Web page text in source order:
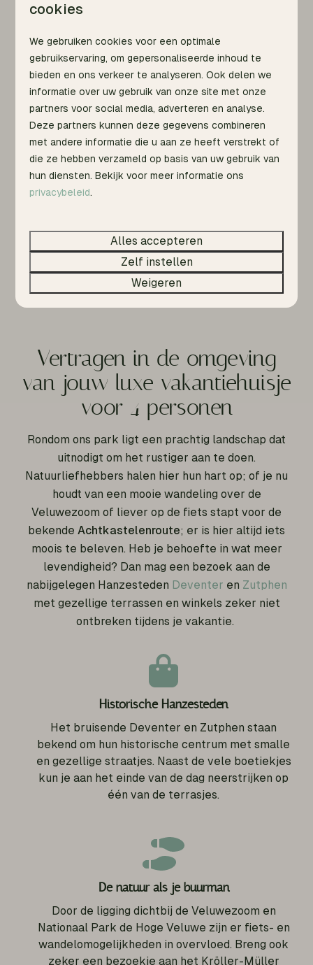
Vanaf
€ 316
Nature Home | 2 + 2 Pers. Sauna &
Hottub
Nederland, Gelderland, Warnsveld
Bekijken
Vertragen in de omgeving
van jouw luxe vakantiehuisje
voor 4 personen
Rondom ons park ligt een prachtig landschap dat
uitnodigt om het rustiger aan te doen.
Natuurliefhebbers halen hier hun hart op; of je nu
houdt van een mooie wandeling over de
Veluwezoom of liever op de fiets stapt voor de
bekende Achtkastelenroute; er is hier altijd iets
moois te beleven. Heb je behoefte in wat meer
levendigheid? Dan mag een bezoek aan de
nabijgelegen Hanzesteden Deventer en Zutphen
met gezellige terrassen en winkels zeker niet
ontbreken tijdens je vakantie.
Historische Hanzesteden
Het bruisende Deventer en Zutphen staan
bekend om hun historische centrum met smalle
en gezellige straatjes. Naast de vele boetiekjes
kun je aan het einde van de dag neerstrijken op
één van de terrasjes.
De natuur als je buurman
Door de ligging dichtbij de Veluwezoom en
Nationaal Park de Hoge Veluwe zijn er fiets- en
wandelomogelijkheden in overvloed. Breng ook
zeker een bezoekje aan het Kröller-Müller
cookies
We gebruiken cookies voor een optimale
gebruikservaring, om gepersonaliseerde inhoud te
bieden en ons verkeer te analyseren. Ook delen we
informatie over uw gebruik van onze site met onze
partners voor social media, adverteren en analyse.
Deze partners kunnen deze gegevens combineren
met andere informatie die u aan ze heeft verstrekt of
die ze hebben verzameld op basis van uw gebruik van
hun diensten. Bekijk voor meer informatie ons
privacybeleid.
Alles accepteren
Zelf instellen
Weigeren